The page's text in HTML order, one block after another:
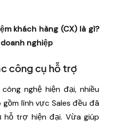
khách hàng (CX) là gì?
nghiệp
công cụ hỗ trợ
nghệ hiện đại, nhiều
lĩnh vực Sales đều đã
hỗ trợ hiện đại. Vừa giúp